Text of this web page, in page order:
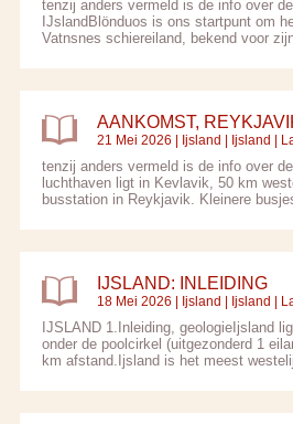
tenzij anders vermeld is de info over
IJslandBlönduos is ons startpunt om
Vatnsnes schiereiland, bekend voor
AANKOMST,
21 Mei 2026 | Ijsland | Ijsland |
tenzij anders vermeld is de info over
luchthaven ligt in Kevlavik, 50 km
busstation in Reykjavik. Kleinere
IJSLAND: INLEIDING
18 Mei 2026 | Ijsland | Ijsland |
IJSLAND 1.Inleiding, geologieIjsland
onder de poolcirkel (uitgezonderd 1
km afstand.Ijsland is het meest